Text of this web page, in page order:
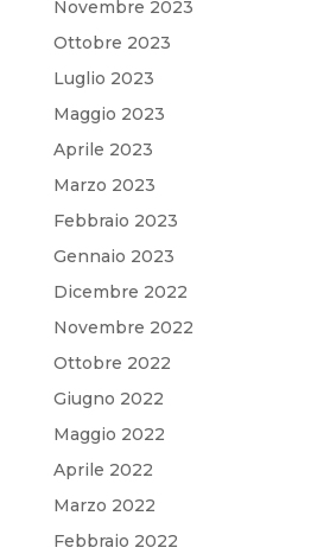
Novembre 2023
Ottobre 2023
Luglio 2023
Maggio 2023
Aprile 2023
Marzo 2023
Febbraio 2023
Gennaio 2023
Dicembre 2022
Novembre 2022
Ottobre 2022
Giugno 2022
Maggio 2022
Aprile 2022
Marzo 2022
Febbraio 2022